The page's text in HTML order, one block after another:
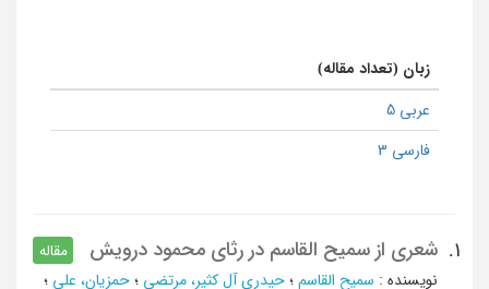
زبان (تعداد مقاله)
عربی 5
فارسی 3
1. شعری از سمیح القاسم در رثای محمود درویش
مقاله
نویسنده : سمیح القاسم ؛ حیدری آل کثیر، مرتضی ؛ حمزیان، علی ؛